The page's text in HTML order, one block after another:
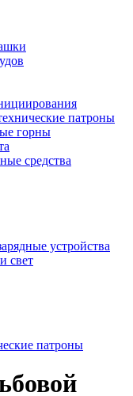
патроны
горны
средства
устройства
свет
патроны